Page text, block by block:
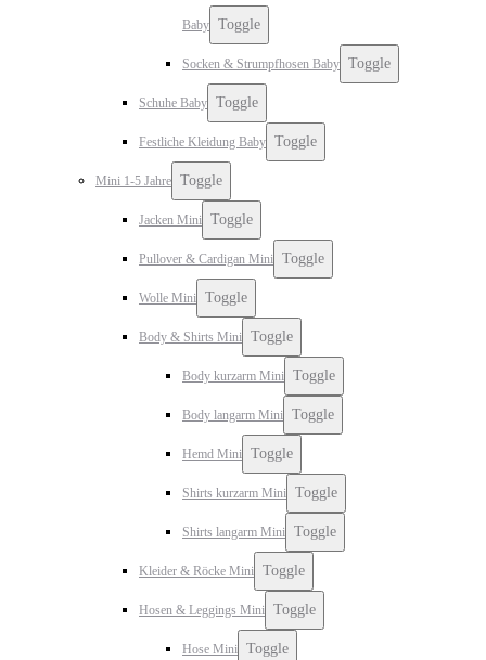
Baby Toggle
Socken & Strumpfhosen Baby Toggle
Schuhe Baby Toggle
Festliche Kleidung Baby Toggle
Mini 1-5 Jahre Toggle
Jacken Mini Toggle
Pullover & Cardigan Mini Toggle
Wolle Mini Toggle
Body & Shirts Mini Toggle
Body kurzarm Mini Toggle
Body langarm Mini Toggle
Hemd Mini Toggle
Shirts kurzarm Mini Toggle
Shirts langarm Mini Toggle
Kleider & Röcke Mini Toggle
Hosen & Leggings Mini Toggle
Hose Mini Toggle